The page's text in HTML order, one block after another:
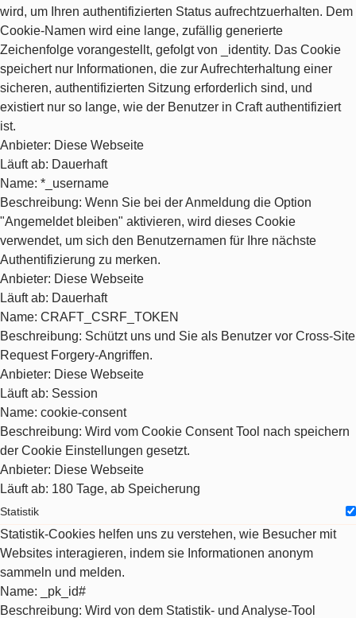
wird, um Ihren authentifizierten Status aufrechtzuerhalten. Dem
Cookie-Namen wird eine lange, zufällig generierte
Zeichenfolge vorangestellt, gefolgt von _identity. Das Cookie
speichert nur Informationen, die zur Aufrechterhaltung einer
sicheren, authentifizierten Sitzung erforderlich sind, und
existiert nur so lange, wie der Benutzer in Craft authentifiziert
ist.
Anbieter: Diese Webseite
Läuft ab: Dauerhaft
Name: *_username
Beschreibung: Wenn Sie bei der Anmeldung die Option
"Angemeldet bleiben" aktivieren, wird dieses Cookie
verwendet, um sich den Benutzernamen für Ihre nächste
Authentifizierung zu merken.
Anbieter: Diese Webseite
Läuft ab: Dauerhaft
Name: CRAFT_CSRF_TOKEN
Beschreibung: Schützt uns und Sie als Benutzer vor Cross-Site
Request Forgery-Angriffen.
Anbieter: Diese Webseite
Läuft ab: Session
Name: cookie-consent
Beschreibung: Wird vom Cookie Consent Tool nach speichern
der Cookie Einstellungen gesetzt.
Anbieter: Diese Webseite
Läuft ab: 180 Tage, ab Speicherung
Statistik
Statistik-Cookies helfen uns zu verstehen, wie Besucher mit
Websites interagieren, indem sie Informationen anonym
sammeln und melden.
Name: _pk_id#
Beschreibung: Wird von dem Statistik- und Analyse-Tool